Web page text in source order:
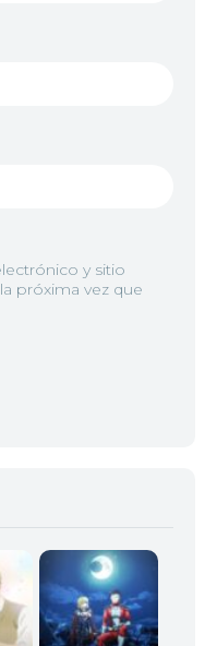
y sitio
próxima vez que